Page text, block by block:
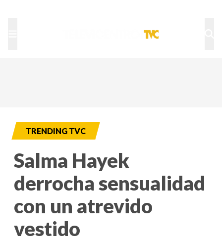
TRENDING TVC
Salma Hayek
derrocha sensualidad
con un atrevido
vestido